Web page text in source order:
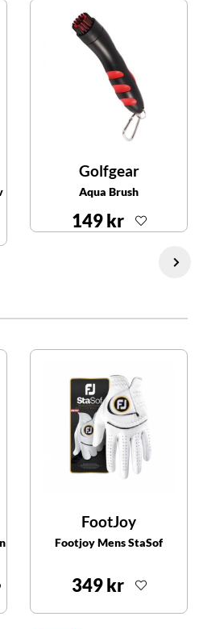
Golfgear
Aqua Brush
149 kr
FootJoy
Footjoy Mens StaSof
349 kr